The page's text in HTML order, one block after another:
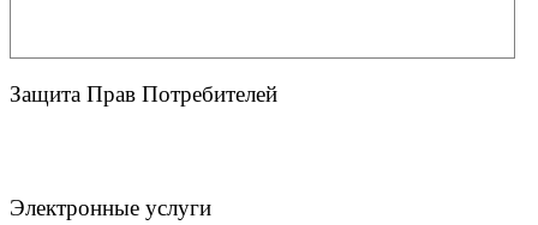
Защита Прав Потребителей
Электронные услуги